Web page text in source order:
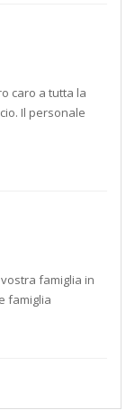
caro a tutta la
Il personale
famiglia in
famiglia